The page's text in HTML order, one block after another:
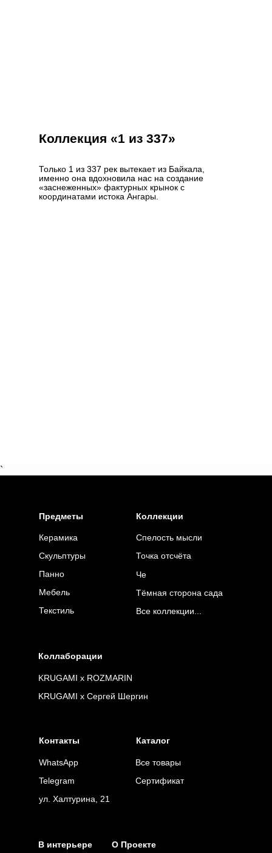
Коллекция «1 из 337»
Только 1 из 337 рек вытекает из Байкала,
именно она вдохновила нас на создание
«заснеженных» фактурных крынок с
координатами истока Ангары.
`
Панно
Сертификат
Предметы Коллекции
Коллаборации
О Проекте
Все коллекции...
Мебель
Текстиль
Тёмная сторона сада
KRUGAMI x Сергей Шергин
Че
Точка отсчёта
Спелость мысли
KRUGAMI x ROZMARIN
Керамика
Скульптуры
ул. Халтурина, 21
В интерьере
Контакты
WhatsApp
Telegram
Каталог
Все товары